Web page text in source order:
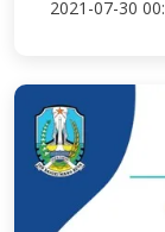
2021-07-30